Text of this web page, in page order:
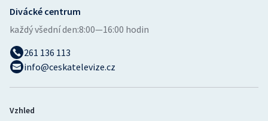
Divácké centrum
každý všední den:8:00—16:00 hodin
261 136 113
info@ceskatelevize.cz
Vzhled